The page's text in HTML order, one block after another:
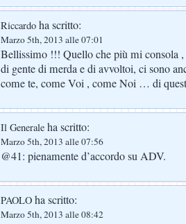
Riccardo ha scritto:
Marzo 5th, 2013 alle 07:01
Bellissimo !!! Quello che più mi consola
di gente di merda e di avvoltoi, ci sono
come te, come Voi , come Noi … di
Il Generale ha scritto:
Marzo 5th, 2013 alle 07:56
@41: pienamente d’accordo su ADV.
PAOLO ha scritto:
Marzo 5th, 2013 alle 08:42